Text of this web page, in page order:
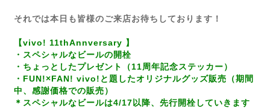
それでは本日も皆様のご来店お待ちしております！
【vivo! 11thAnnversary 】
・スペシャルなビールの開栓
・ちょっとしたプレゼント（11周年記念ステッカー）
・FUN!×FAN! vivo!と題したオリジナルグッズ販売（期間
中、感謝価格での販売）
＊スペシャルなビールは4/17以降、先行開栓していきます